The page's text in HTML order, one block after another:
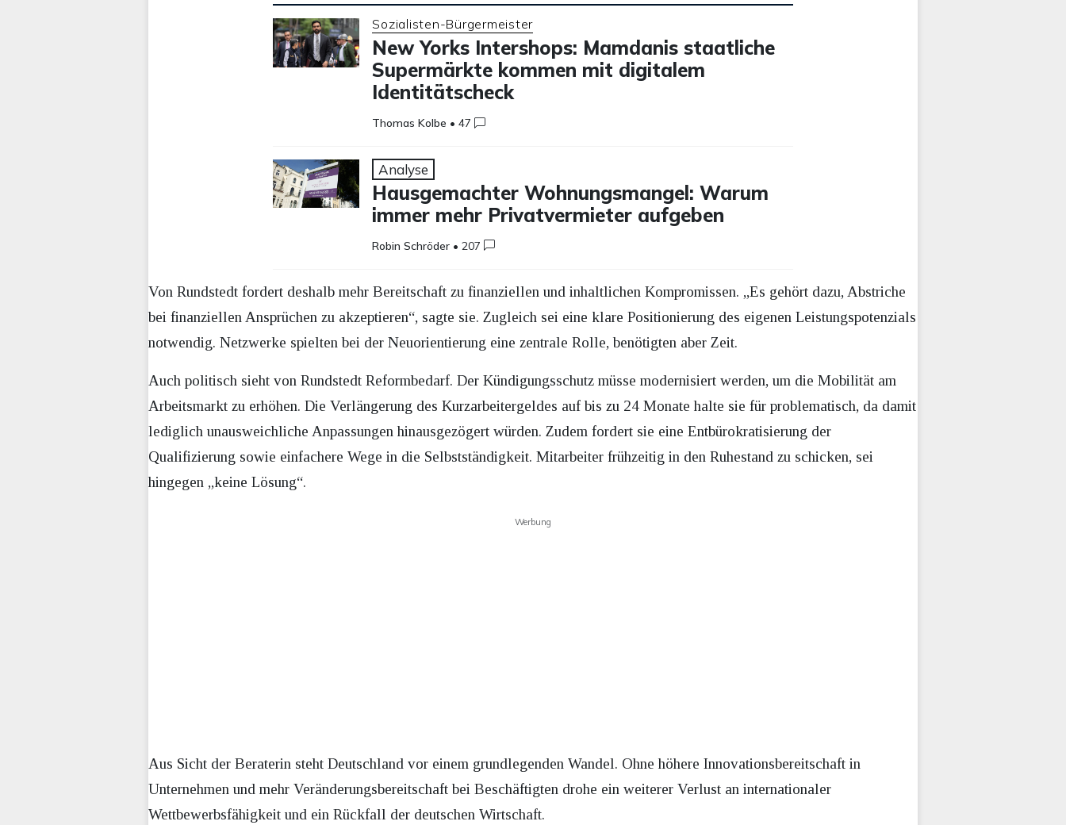
Sozialisten-Bürgermeister
New Yorks Intershops: Mamdanis staatliche
Supermärkte kommen mit digitalem
Identitätscheck
Thomas Kolbe •47
Analyse
Hausgemachter Wohnungsmangel: Warum
immer mehr Privatvermieter aufgeben
Robin Schröder •207
Von Rundstedt fordert deshalb mehr Bereitschaft zu finanziellen und inhaltlichen Kompromissen. „Es gehört dazu, Abstriche
bei finanziellen Ansprüchen zu akzeptieren“, sagte sie. Zugleich sei eine klare Positionierung des eigenen Leistungspotenzials
notwendig. Netzwerke spielten bei der Neuorientierung eine zentrale Rolle, benötigten aber Zeit.
Auch politisch sieht von Rundstedt Reformbedarf. Der Kündigungsschutz müsse modernisiert werden, um die Mobilität am
Arbeitsmarkt zu erhöhen. Die Verlängerung des Kurzarbeitergeldes auf bis zu 24 Monate halte sie für problematisch, da damit
lediglich unausweichliche Anpassungen hinausgezögert würden. Zudem fordert sie eine Entbürokratisierung der
Qualifizierung sowie einfachere Wege in die Selbstständigkeit. Mitarbeiter frühzeitig in den Ruhestand zu schicken, sei
hingegen „keine Lösung“.
Werbung
Aus Sicht der Beraterin steht Deutschland vor einem grundlegenden Wandel. Ohne höhere Innovationsbereitschaft in
Unternehmen und mehr Veränderungsbereitschaft bei Beschäftigten drohe ein weiterer Verlust an internationaler
Wettbewerbsfähigkeit und ein Rückfall der deutschen Wirtschaft.